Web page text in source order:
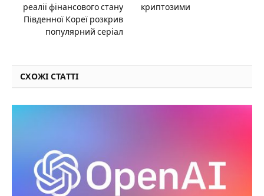
реалії фінансового стану
Південної Кореї розкрив
популярний серіал
криптозими
СХОЖІ СТАТТІ